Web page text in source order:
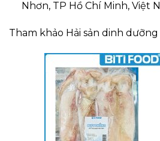
Nhơn, TP Hồ Chí Minh, Việt
Tham khảo Hải sản dinh